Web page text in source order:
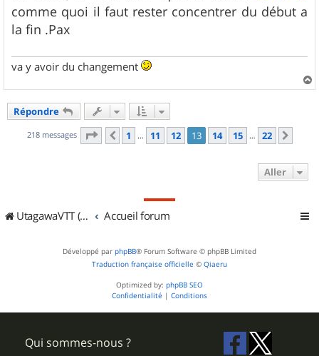
s
a
g
e
comme quoi il faut rester concentrer du début a
la fin .Pax
va y avoir du changement
a
Répondre
218 messages Page 13 sur22
Précédent
1 … 11 12 13 14 15 … 22
Aller
UtagawaVTT (Randos VTT et VTTAE avec traces GPS) Accueil forum
Développé par phpBB® Forum Software © phpBB Limited
Traduction française officielle © Qiaeru
Optimized by: phpBB SEO
Confidentialité | Conditions
Qui sommes-nous ?